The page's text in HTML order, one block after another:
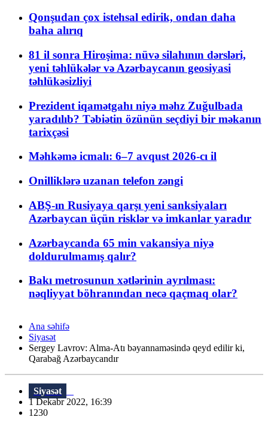
Qonşudan çox istehsal edirik, ondan daha
baha alırıq
81 il sonra Hiroşima: nüvə silahının dərsləri,
yeni təhlükələr və Azərbaycanın geosiyasi
təhlükəsizliyi
Prezident iqamətgahı niyə məhz Zuğulbada
yaradılıb? Təbiətin özünün seçdiyi bir məkanın
tarixçəsi
Məhkəmə icmalı: 6–7 avqust 2026-cı il
Onilliklərə uzanan telefon zəngi
ABŞ-ın Rusiyaya qarşı yeni sanksiyaları
Azərbaycan üçün risklər və imkanlar yaradır
Azərbaycanda 65 min vakansiya niyə
doldurulmamış qalır?
Bakı metrosunun xətlərinin ayrılması:
nəqliyyat böhranından necə qaçmaq olar?
Ana səhifə
Siyasət
Sergey Lavrov: Alma-Atı bəyannaməsində qeyd edilir ki,
Qarabağ Azərbaycandır
Siyasət
1 Dekabr 2022, 16:39
1230